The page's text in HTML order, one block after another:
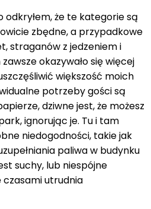
odkryłem, że te kategorie są
zbędne, a przypadkowe
straganów z jedzeniem i
okazywało się więcej
większość moich
potrzeby gości są
dziwne jest, że możesz
ignorując je. Tu i tam
niedogodności, takie jak
paliwa w budynku
suchy, lub niespójne
czasami utrudnia